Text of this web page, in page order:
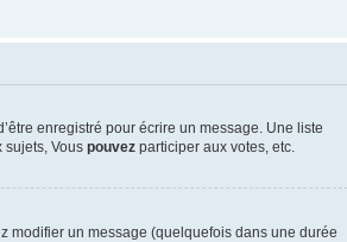
enregistré pour écrire un message. Une liste
sujets, Vous pouvez participer aux votes, etc.
modifier un message (quelquefois dans une durée